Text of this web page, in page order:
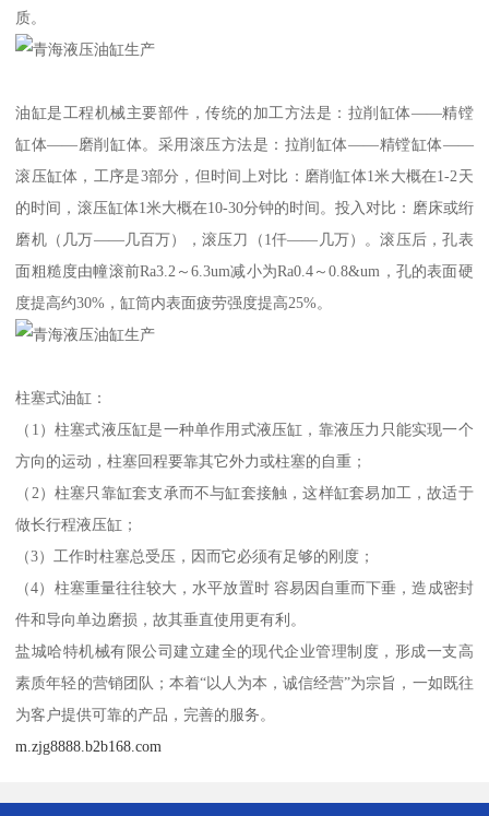
质。
油缸是工程机械主要部件，传统的加工方法是：拉削缸体——精镗
缸体——磨削缸体。采用滚压方法是：拉削缸体——精镗缸体——
滚压缸体，工序是3部分，但时间上对比：磨削缸体1米大概在1-2天
的时间，滚压缸体1米大概在10-30分钟的时间。投入对比：磨床或绗
磨机（几万——几百万），滚压刀（1仟——几万）。滚压后，孔表
面粗糙度由幢滚前Ra3.2～6.3um减小为Ra0.4～0.8&um，孔的表面硬
度提高约30%，缸筒内表面疲劳强度提高25%。
柱塞式油缸：
（1）柱塞式液压缸是一种单作用式液压缸，靠液压力只能实现一个
方向的运动，柱塞回程要靠其它外力或柱塞的自重；
（2）柱塞只靠缸套支承而不与缸套接触，这样缸套易加工，故适于
做长行程液压缸；
（3）工作时柱塞总受压，因而它必须有足够的刚度；
（4）柱塞重量往往较大，水平放置时 容易因自重而下垂，造成密封
件和导向单边磨损，故其垂直使用更有利。
盐城哈特机械有限公司建立建全的现代企业管理制度，形成一支高
素质年轻的营销团队；本着“以人为本，诚信经营”为宗旨，一如既往
为客户提供可靠的产品，完善的服务。
m.zjg8888.b2b168.com